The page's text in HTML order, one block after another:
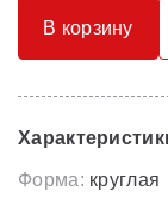
В корзину
Форма: круглая